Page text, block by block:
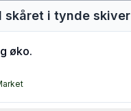
skåret i tynde skiver
øko.